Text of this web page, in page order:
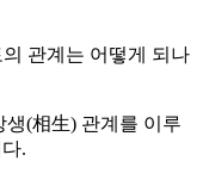
관계는 어떻게 되나
(相生) 관계를 이루
.